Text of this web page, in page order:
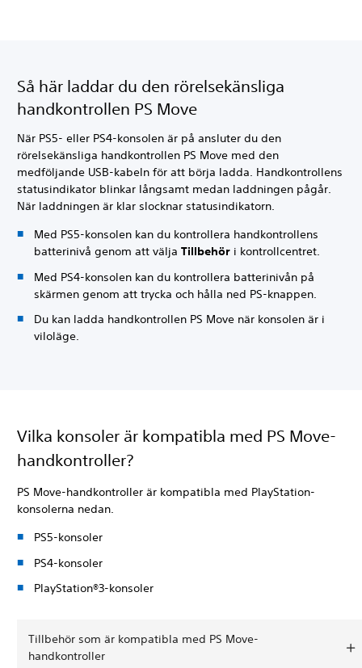
Så här laddar du den rörelsekänsliga
handkontrollen PS Move
När PS5- eller PS4-konsolen är på ansluter du den
rörelsekänsliga handkontrollen PS Move med den
medföljande USB-kabeln för att börja ladda. Handkontrollens
statusindikator blinkar långsamt medan laddningen pågår.
När laddningen är klar slocknar statusindikatorn.
Med PS5-konsolen kan du kontrollera handkontrollens
batterinivå genom att välja Tillbehör i kontrollcentret.
Med PS4-konsolen kan du kontrollera batterinivån på
skärmen genom att trycka och hålla ned PS-knappen.
Du kan ladda handkontrollen PS Move när konsolen är i
viloläge.
Vilka konsoler är kompatibla med PS Move-
handkontroller?
PS Move-handkontroller är kompatibla med PlayStation-
konsolerna nedan.
PS5-konsoler
PS4-konsoler
PlayStation®3-konsoler
Tillbehör som är kompatibla med PS Move-
handkontroller